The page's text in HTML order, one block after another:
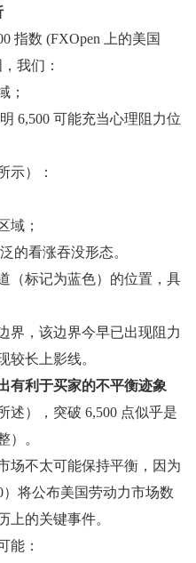
指数 (FXOpen 上的美国
我们：
；
6,500 可能充当心理阻力位
示）：
域；
的看涨吞没形态。
（标记为蓝色）的位置，具
界，该边界今早已出现阻力
长上影线。
有利于买家的不平衡迹象
述），突破 6,500 点似乎是
）。
场不太可能保持平衡，因为
将公布美国劳动力市场数
的关键事件。
能：